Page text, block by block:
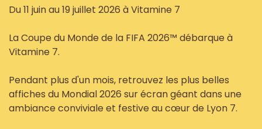
Du 11 juin au 19 juillet 2026 à Vitamine 7
La Coupe du Monde de la FIFA 2026™ débarque à
Vitamine 7.
Pendant plus d'un mois, retrouvez les plus belles
affiches du Mondial 2026 sur écran géant dans une
ambiance conviviale et festive au cœur de Lyon 7.